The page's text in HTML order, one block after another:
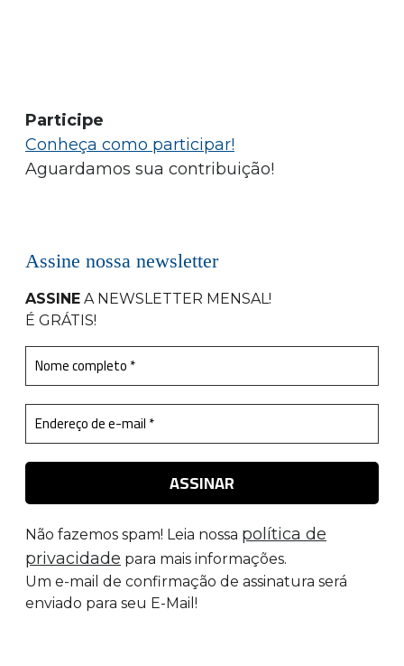
Participe
Conheça como participar!
Aguardamos sua contribuição!
Assine nossa newsletter
ASSINE A NEWSLETTER MENSAL!
É GRÁTIS!
Não fazemos spam! Leia nossa política de
privacidade para mais informações.
Um e-mail de confirmação de assinatura será
enviado para seu E-Mail!